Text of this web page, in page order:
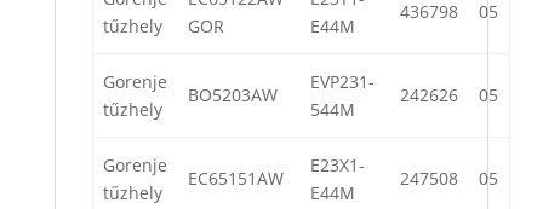
tűzhely
GOR
E44M
436798 05
Gorenje
tűzhely
BO5203AW
EVP231-
544M
242626 05
Gorenje
tűzhely
EC65151AW
E23X1-
E44M
247508 05